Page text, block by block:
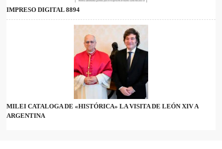
IMPRESO DIGITAL 8894
MILEI CATALOGA DE «HISTÓRICA» LA VISITA DE LEÓN XIV A
ARGENTINA